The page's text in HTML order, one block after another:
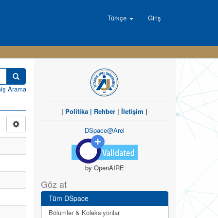
Türkçe Giriş
Arama
| Politika | Rehber |İletişim |
DSpace@Arel
by OpenAIRE
Göz at
Tüm DSpace
Bölümler & Koleksiyonlar